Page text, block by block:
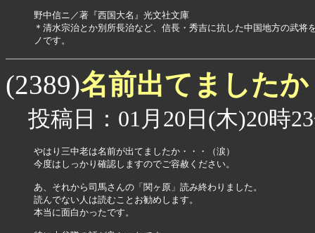
野中信ニ／著『西国大名』光文社文庫
＊清水宗治とか別所長治など、信長・秀吉に抗した中国地方の武将
ノです。
(2389)名前出てました
投稿日：01月20日(木)20時
やはり三中老は名前が出てましたか・・・（涙）
今度はしっかり確認しますのでご容赦ください。
あ、それから司馬さんの「関ヶ原」読み終わりました。
読んでない人は読むことお勧めします。
本当に面白かったです。